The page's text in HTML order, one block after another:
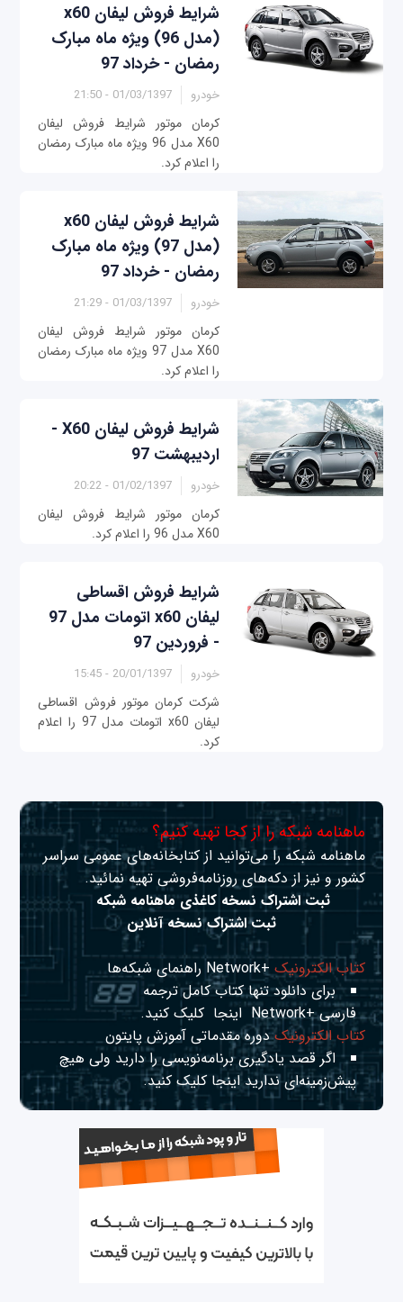
شرایط فروش لیفان x60
(مدل 96) ویژه ماه مبارک
رمضان - خرداد 97
خودرو 01/03/1397 - 21:50
کرمان موتور شرایط فروش لیفان
X60 مدل 96 ویژه ماه مبارک رمضان
را اعلام کرد.
شرایط فروش لیفان x60
(مدل 97) ویژه ماه مبارک
رمضان - خرداد 97
خودرو 01/03/1397 - 21:29
کرمان موتور شرایط فروش لیفان
X60 مدل 97 ویژه ماه مبارک رمضان
را اعلام کرد.
شرایط فروش لیفان X60 -
اردیبهشت 97
خودرو 01/02/1397 - 20:22
کرمان موتور شرایط فروش لیفان
X60 مدل 96 را اعلام کرد.
شرایط فروش اقساطی
لیفان x60 اتومات مدل 97
- فروردین 97
خودرو 20/01/1397 - 15:45
شرکت کرمان موتور فروش اقساطی
لیفان x60 اتومات مدل 97 را اعلام
کرد.
ماهنامه شبکه را از کجا تهیه کنیم؟
ماهنامه شبکه را می‌توانید از کتابخانه‌های عمومی سراسر
کشور و نیز از دکه‌های روزنامه‌فروشی تهیه نمائید.
ثبت اشتراک نسخه کاغذی ماهنامه شبکه
ثبت اشتراک نسخه آنلاین
کتاب الکترونیک+Network راهنمای شبکه‌ها
برای دانلود تنها کتاب کامل ترجمه
فارسی +Network
اینجا کلیک کنید.
کتاب الکترونیکدوره مقدماتی آموزش پایتون
اگر قصد یادگیری برنامه‌نویسی را دارید ولی هیچ
پیش‌زمینه‌ای نداریداینجا کلیک کنید.